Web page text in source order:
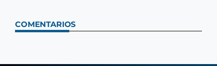
COMENTARIOS